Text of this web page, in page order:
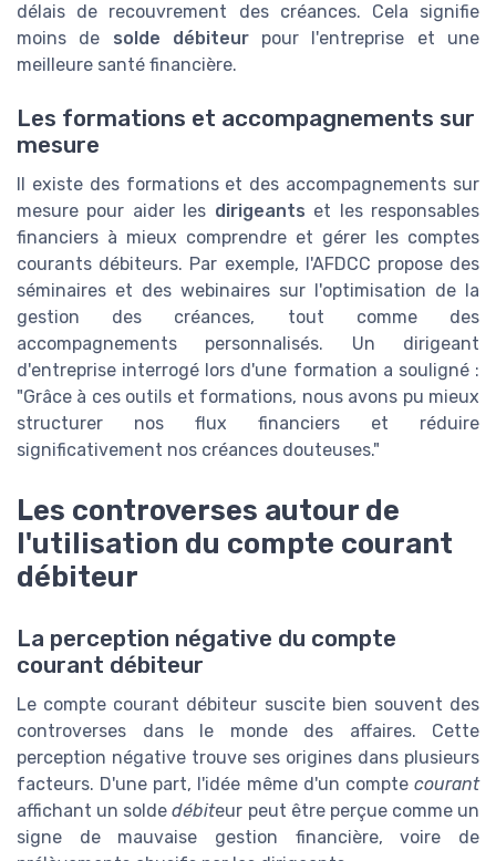
délais de recouvrement des créances. Cela signifie
moins de solde débiteurpour l'entreprise et une
meilleure santé financière.
Les formations et accompagnements sur
mesure
Il existe des formations et des accompagnements sur
mesure pour aider les dirigeants et les responsables
financiers à mieux comprendre et gérer les comptes
courants débiteurs. Par exemple, l'AFDCC propose des
séminaires et des webinaires sur l'optimisation de la
gestion des créances, tout comme des
accompagnements personnalisés. Un dirigeant
d'entreprise interrogé lors d'une formation a souligné :
"Grâce à ces outils et formations, nous avons pu mieux
structurer nos flux financiers et réduire
significativement nos créances douteuses."
Les controverses autour de
l'utilisation du compte courant
débiteur
La perception négative du compte
courant débiteur
Le compte courant débiteur suscite bien souvent des
controverses dans le monde des affaires. Cette
perception négative trouve ses origines dans plusieurs
facteurs. D'une part, l'idée même d'un compte courant
affichant un soldedébiteur peut être perçue comme un
signe de mauvaise gestion financière, voire de